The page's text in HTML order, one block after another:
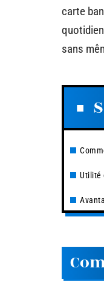
carte
sans
Utilité